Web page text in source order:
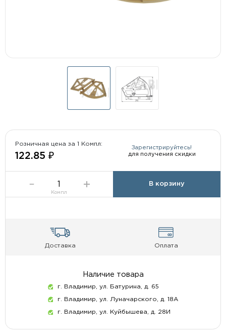
Розничная цена за 1 Компл:
122.85 ₽
Зарегистрируйтесь!
для получения скидки
Компл
В корзину
Доставка Оплата
Наличие товара
г. Владимир, ул. Батурина, д. 65
г. Владимир, ул. Луначарского, д. 18А
г. Владимир, ул. Куйбышева, д. 28И